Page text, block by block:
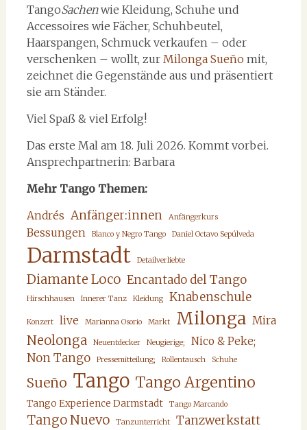
TangoSachenwie Kleidung, Schuhe und
Accessoires wie Fächer, Schuhbeutel,
Haarspangen, Schmuck verkaufen – oder
verschenken – wollt, zur Milonga Sueñomit,
zeichnet die Gegenstände aus und präsentiert
sie am Ständer.
Viel Spaß & viel Erfolg!
Das erste Mal am 18. Juli 2026. Kommt vorbei.
Ansprechpartnerin: Barbara
Mehr Tango Themen:
Andrés Anfänger:innen Anfängerkurs
Bessungen Blanco y Negro Tango Daniel Octavo Sepúlveda
Darmstadt Detailverliebte
Diamante Loco Encantado del Tango
Hirschhausen Innerer Tanz Kleidung Knabenschule
Konzert live Marianna Osorio Markt Milonga Mira
Neolonga Neuentdecker Neugierige; Nico & Peke;
Non Tango Pressemitteilung; Rollentausch Schuhe
Sueño Tango Tango Argentino
Tango Experience Darmstadt Tango Marcando
Tango Nuevo Tanzunterricht Tanzwerkstatt